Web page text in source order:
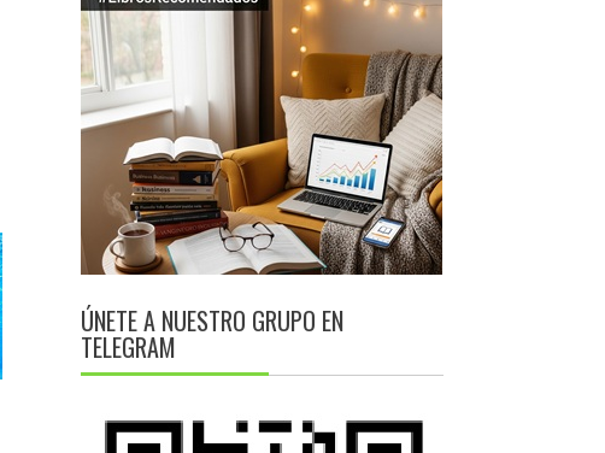
ÚNETE A NUESTRO GRUPO EN
TELEGRAM